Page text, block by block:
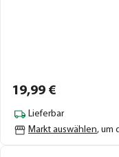
19,99 €
Lieferbar
Markt auswählen, um